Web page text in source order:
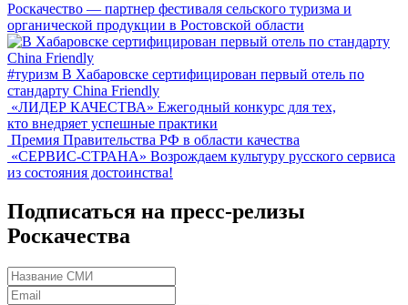
Роскачество — партнер фестиваля сельского туризма и
органической продукции в Ростовской области
#туризм В Хабаровске сертифицирован первый отель по
стандарту China Friendly
«ЛИДЕР КАЧЕСТВА» Ежегодный конкурс для тех,
кто внедряет успешные практики
Премия Правительства РФ в области качества
«СЕРВИС-СТРАНА» Возрождаем культуру русского сервиса
из состояния достоинства!
Подписаться на пресс-релизы
Роскачества